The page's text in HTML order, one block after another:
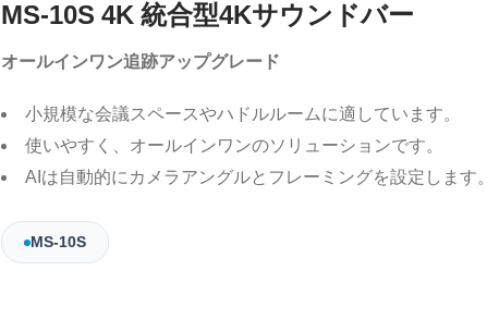
MS-10S 4K 統合型4Kサウンドバー
オールインワン追跡アップグレード
小規模な会議スペースやハドルルームに適しています。
使いやすく、オールインワンのソリューションです。
AIは自動的にカメラアングルとフレーミングを設定します。
MS-10S